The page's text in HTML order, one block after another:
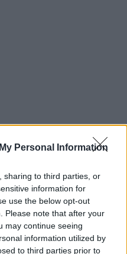
Personal Information
sharing to third parties, or
information for
use the below opt-out
Please note that after your
may continue seeing
information utilized by
to third parties prior to